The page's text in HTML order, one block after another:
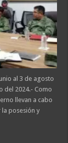
al 3 de agosto
del 2024.- Como
llevan a cabo
posesión y